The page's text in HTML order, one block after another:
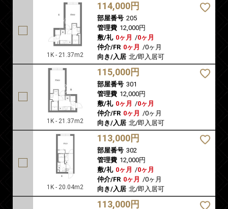
1K - 21.37m2
114,000円
部屋番号 205
管理費 12,000円
敷/礼 0ヶ月 /0ヶ月
仲介/FR 0ヶ月 /0ヶ月
向き/入居 北/即入居可
1K - 21.37m2
115,000円
部屋番号 301
管理費 12,000円
敷/礼 0ヶ月 /0ヶ月
仲介/FR 0ヶ月 /0ヶ月
向き/入居 北/即入居可
1K - 20.04m2
113,000円
部屋番号 302
管理費 12,000円
敷/礼 0ヶ月 /0ヶ月
仲介/FR 0ヶ月 /0ヶ月
向き/入居 北/即入居可
113,000円